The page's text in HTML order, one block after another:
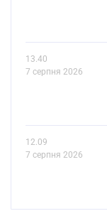
13.40
7 серпня 2026
12.09
7 серпня 2026